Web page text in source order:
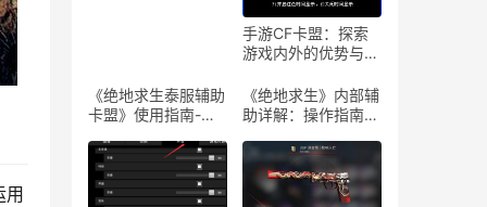
手游CF卡盟：探索
游戏内外的优势与合
盟：深入解析游戏产
业中的联盟与合作策
《绝地求生泰服辅助
卡盟》使用指南-
卡盟》体验分享及使
用技巧
《绝地求生》内部辅
助详解：操作指南与
生》内部辅助软件使
用教程与注意事项